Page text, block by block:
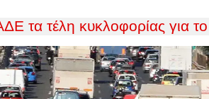
τα τέλη κυκλοφορίας για